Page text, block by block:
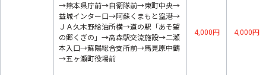
→熊本県庁前→自衛隊前→東町中央→
益城インター口→阿蘇くまもと空港→
ＪＡ久木野給油所横→道の駅「あそ望
の郷くぎの」→高森駅交流施設→二瀬
本入口→蘇陽総合支所前→馬見原中鶴
→五ヶ瀬町役場前
4,000円 4,000円